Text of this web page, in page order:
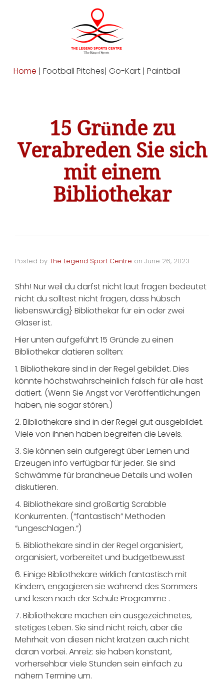
Home | Football Pitches| Go-Kart | Paintball
15 Gründe zu
Verabreden Sie sich
mit einem
Bibliothekar
Posted by The Legend Sport Centre on June 26, 2023
Shh! Nur weil du darfst nicht laut fragen bedeutet
nicht du solltest nicht fragen, dass hübsch
liebenswürdig} Bibliothekar für ein oder zwei
Gläser ist.
Hier unten aufgeführt 15 Gründe zu einen
Bibliothekar datieren sollten:
1. Bibliothekare sind in der Regel gebildet. Dies
könnte höchstwahrscheinlich falsch für alle hast
datiert. (Wenn Sie Angst vor Veröffentlichungen
haben, nie sogar stören.)
2. Bibliothekare sind in der Regel gut ausgebildet.
Viele von ihnen haben begreifen die Levels.
3. Sie können sein aufgeregt über Lernen und
Erzeugen info verfügbar für jeder. Sie sind
Schwämme für brandneue Details und wollen
diskutieren.
4. Bibliothekare sind großartig Scrabble
Konkurrenten. (“fantastisch” Methoden
“ungeschlagen.”)
5. Bibliothekare sind in der Regel organisiert,
organisiert, vorbereitet und budgetbewusst
6. Einige Bibliothekare wirklich fantastisch mit
Kindern, engagieren sie während des Sommers
und lesen nach der Schule Programme .
7. Bibliothekare machen ein ausgezeichnetes,
stetiges Leben. Sie sind nicht reich, aber die
Mehrheit von diesen nicht kratzen auch nicht
daran vorbei. Anreiz: sie haben konstant,
vorhersehbar viele Stunden sein einfach zu
nähern Termine um.